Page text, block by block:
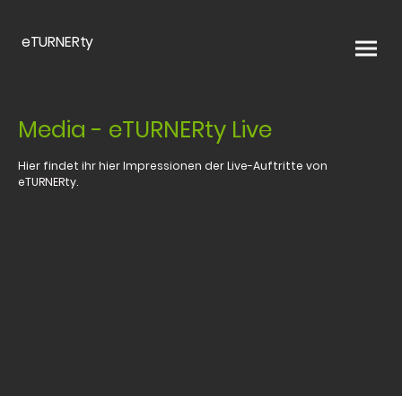
eTURNERty
Media - eTURNERty Live
Hier findet ihr hier Impressionen der Live-Auftritte von
eTURNERty.